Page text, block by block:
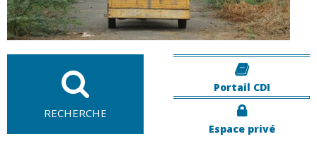
RECHERCHE
Portail CDI
Espace privé